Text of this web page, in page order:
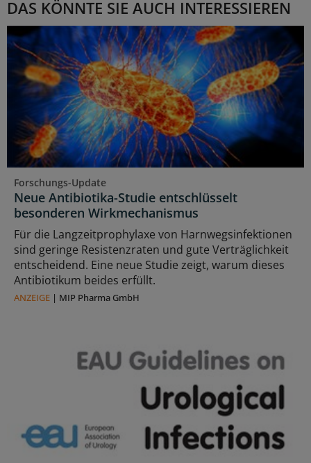
DAS KÖNNTE SIE AUCH INTERESSIEREN
Forschungs-Update
Neue Antibiotika-Studie entschlüsselt
besonderen Wirkmechanismus
Für die Langzeitprophylaxe von Harnwegsinfektionen
sind geringe Resistenzraten und gute Verträglichkeit
entscheidend. Eine neue Studie zeigt, warum dieses
Antibiotikum beides erfüllt.
ANZEIGE | MIP Pharma GmbH